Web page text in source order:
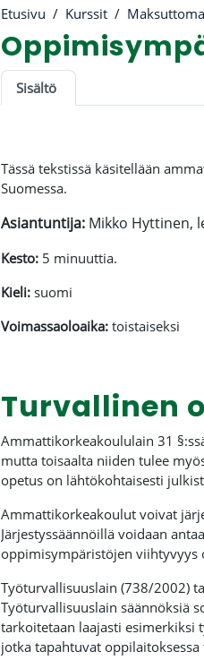
Etusivu Kurssit
Osion ääriviiva
Sisältö
Tässä tekstissä käsitellään
Suomessa.
Asiantuntija: Mikko Hyttinen,
Kesto: 5 minuuttia.
Kieli: suomi
Voimassaoloaika: toistaiseksi
Turvallinen
Ammattikorkeakoululain 31
mutta toisaalta niiden tulee
opetus on lähtökohtaisesti
Ammattikorkeakoulut voivat
Järjestyssäännöillä voidaan
oppimisympäristöjen viihtyvyys
Työturvallisuuslain (738/2002)
Työturvallisuuslain säännöksiä
tarkoitetaan laajasti esimerkiksi
jotka tapahtuvat